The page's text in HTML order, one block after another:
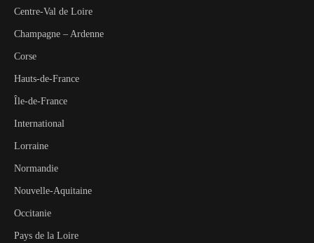
Centre-Val de Loire
Champagne – Ardenne
Corse
Hauts-de-France
Île-de-France
International
Lorraine
Normandie
Nouvelle-Aquitaine
Occitanie
Pays de la Loire